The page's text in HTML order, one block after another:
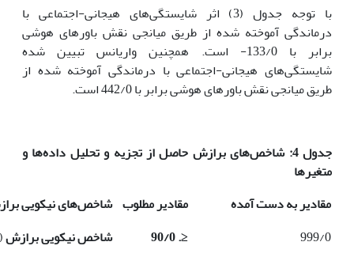
با توجه جدول (3) اثر شایستگی‌های هیجانی-اجتماعی با
درماندگی آموخته شده از طریق میانجی نقش باورهای هوشی
برابر با 133/0- است. همچنین واریانس تبیین شده
شایستگی‌های هیجانی-اجتماعی با درماندگی آموخته شده از
طریق میانجی نقش باورهای هوشی برابر با 442/0 است.
جدول 4: شاخص‌های برازش حاصل از تجزیه و تحلیل داده‌ها و
متغیرها
مقادیر به دست آمده
مقادیر مطلوب شاخص‌های نیکویی
999/0
≤
. 90/0 شاخص نیکویی برازش(GFI)